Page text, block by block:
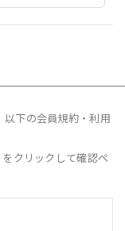
以下の会員規約・利用
クリックして確認ペ